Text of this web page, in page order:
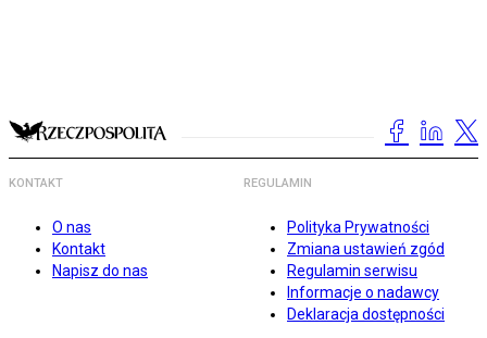
KONTAKT
O nas
Kontakt
Napisz do nas
REGULAMIN
Polityka Prywatności
Zmiana ustawień zgód
Regulamin serwisu
Informacje o nadawcy
Deklaracja dostępności